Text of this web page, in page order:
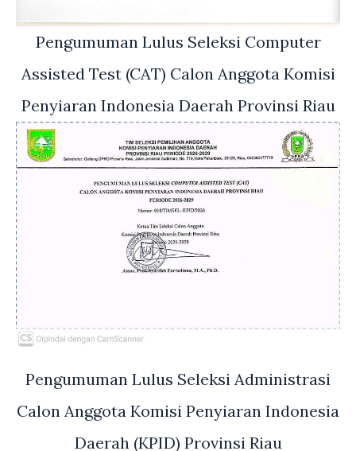
Pengumuman Lulus Seleksi Computer
Assisted Test (CAT) Calon Anggota Komisi
Penyiaran Indonesia Daerah Provinsi Riau
Pengumuman Lulus Seleksi Administrasi
Calon Anggota Komisi Penyiaran Indonesia
Daerah (KPID) Provinsi Riau